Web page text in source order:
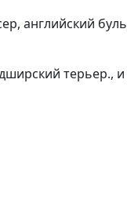
английский
терьер., и